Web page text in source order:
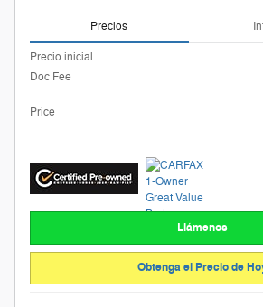
Precios
Precio inicial
Doc Fee
Price
Llámenos
Obtenga el Precio de